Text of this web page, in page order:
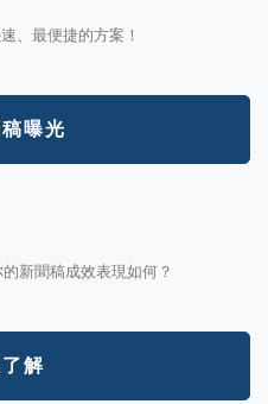
、最便捷的方案！
曝光
新聞稿成效表現如何？
解